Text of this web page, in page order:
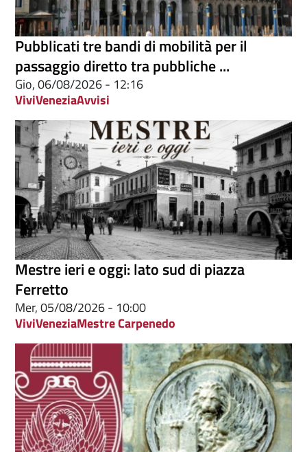
Pubblicati tre bandi di mobilità per il
passaggio diretto tra pubbliche ...
Gio, 06/08/2026 - 12:16
ViviVeneziaAvvisi
Mestre ieri e oggi: lato sud di piazza
Ferretto
Mer, 05/08/2026 - 10:00
ViviVeneziaMestre Carpenedo